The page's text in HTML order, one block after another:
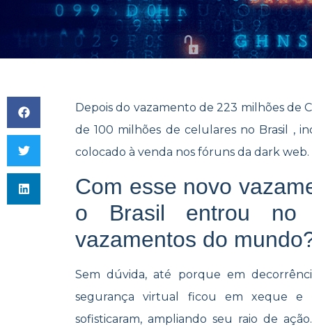
Depois do vazamento de 223 milhões de
de 100 milhões de celulares no Brasil ,
colocado à venda nos fóruns da dark
Com esse novo
o Brasil entrou no
vazamentos do
Sem dúvida, até porque em
segurança virtual ficou em xeque e
sofisticaram, ampliando seu raio de